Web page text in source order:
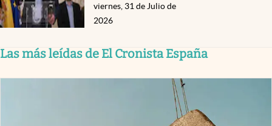
viernes, 31 de Julio de
2026
Las más leídas de El Cronista España